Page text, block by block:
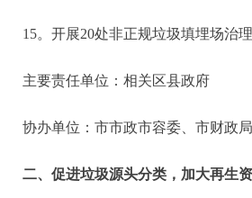
15。开展20处非正规垃圾填埋场治理
主要责任单位：相关区县政府
协办单位：市市政市容委、市财政局
二、促进垃圾源头分类，加大再生